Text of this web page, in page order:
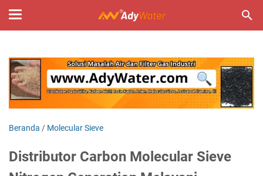
Beranda / Molecular Sieve
Distributor Carbon Molecular Sieve